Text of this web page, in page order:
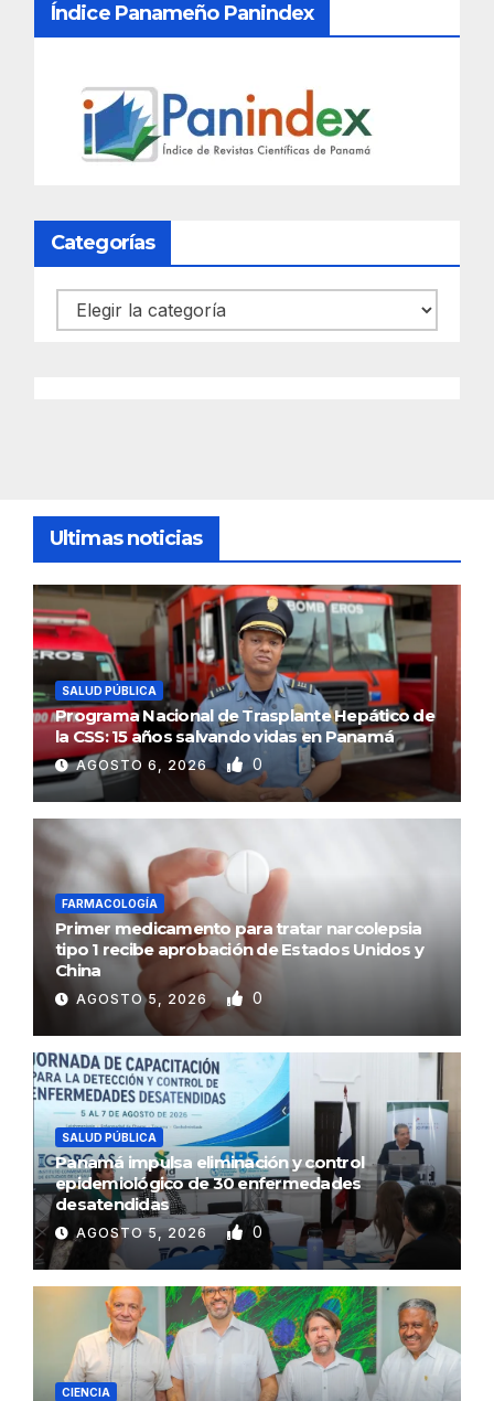
Índice Panameño Panindex
Categorías
Categorías
Ultimas noticias
SALUD PÚBLICA
Programa Nacional de Trasplante Hepático de
la CSS: 15 años salvando vidas en Panamá
AGOSTO 6, 2026 0
FARMACOLOGÍA
Primer medicamento para tratar narcolepsia
tipo 1 recibe aprobación de Estados Unidos y
China
AGOSTO 5, 2026 0
SALUD PÚBLICA
Panamá impulsa eliminación y control
epidemiológico de 30 enfermedades
desatendidas
AGOSTO 5, 2026 0
CIENCIA